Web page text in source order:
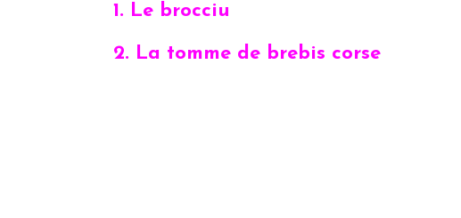
1. Le brocciu
2. La tomme de brebis corse